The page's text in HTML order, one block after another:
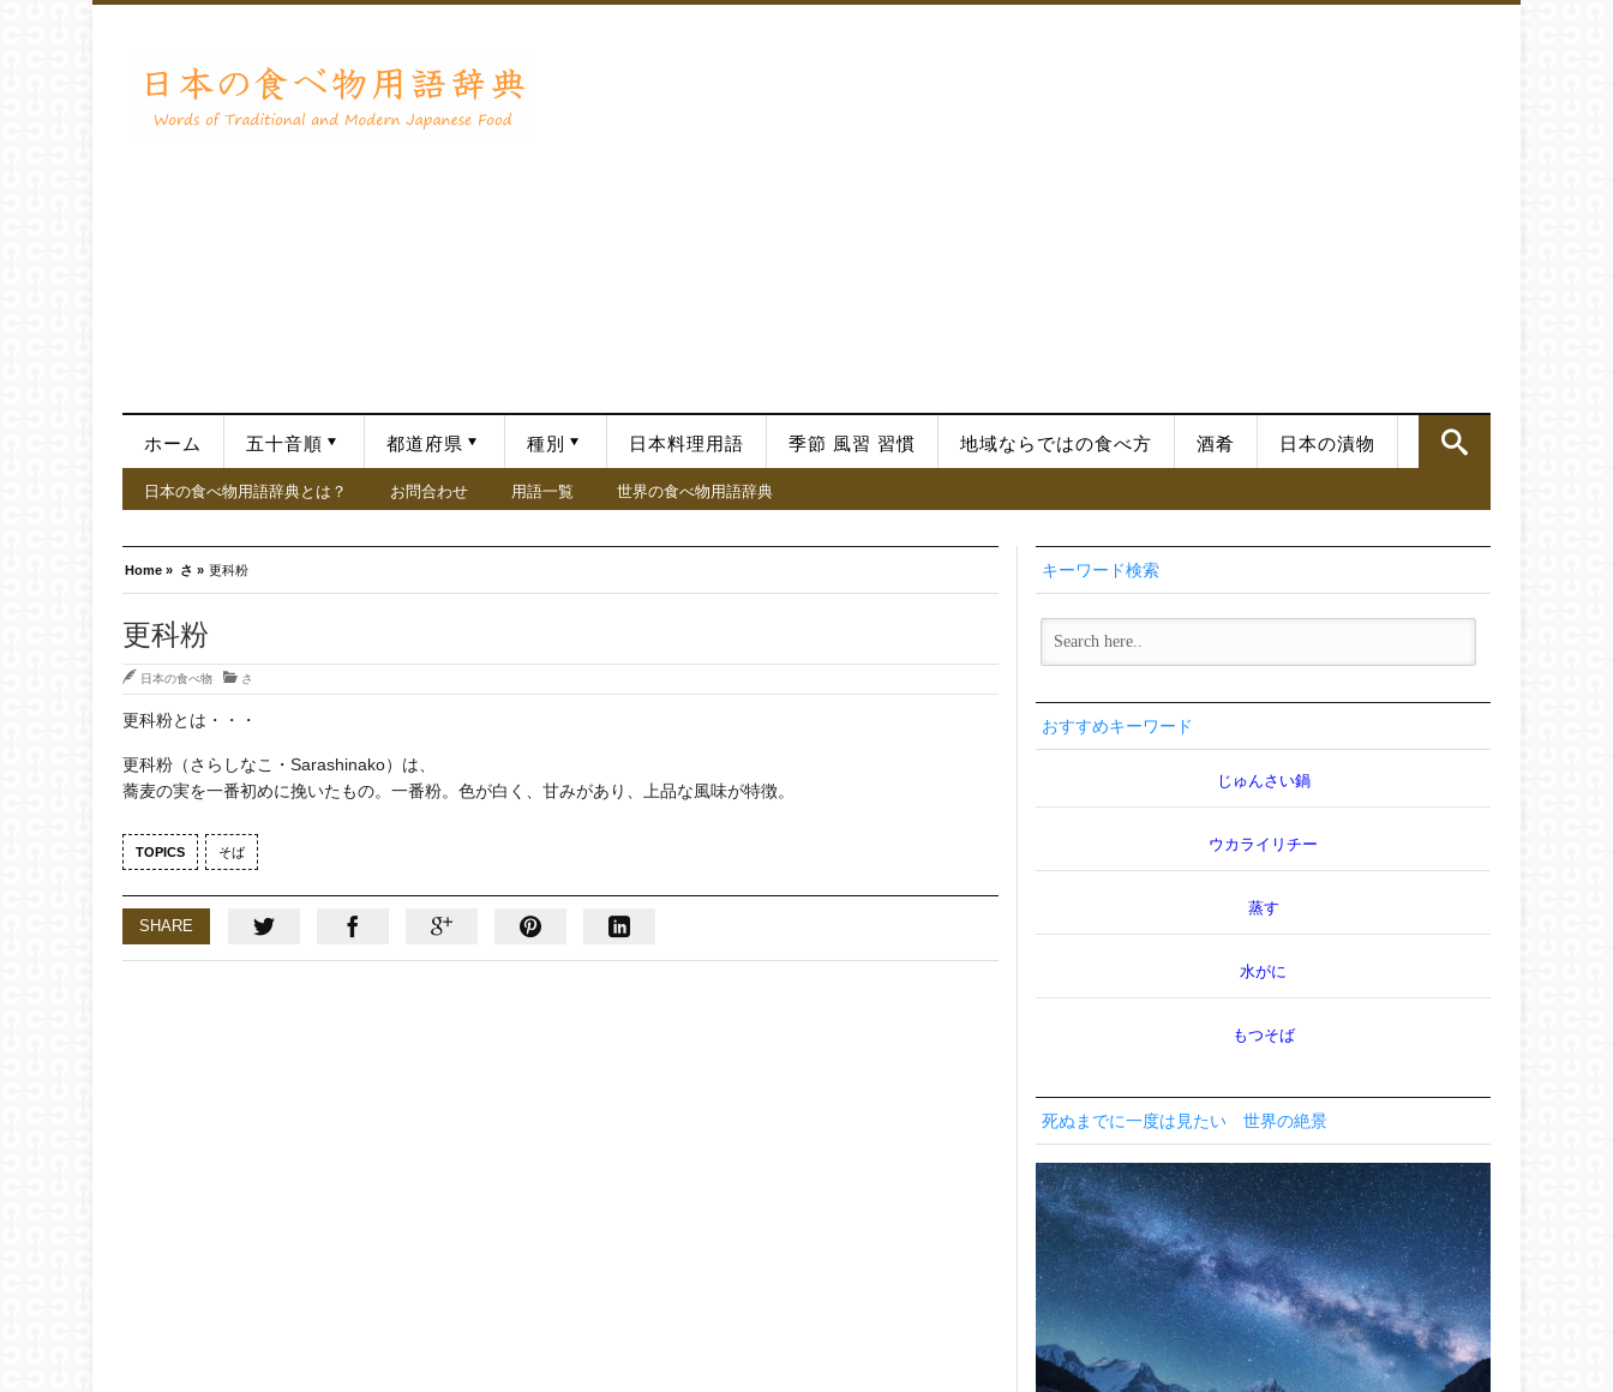
ホーム 五十音順 都道府県 種別 日本料理用語 季節 風習 習慣 地域ならではの食べ方 酒肴 日本の漬物
日本の食べ物用語辞典とは？ お問合わせ 用語一覧 世界の食べ物用語辞典
Home » さ » 更科粉
更科粉
日本の食べ物 さ
更科粉とは・・・
更科粉（さらしなこ・Sarashinako）は、
蕎麦の実を一番初めに挽いたもの。一番粉。色が白く、甘みがあり、上品な風味が特徴。
TOPICS そば
SHARE
キーワード検索
おすすめキーワード
じゅんさい鍋
ウカライリチー
蒸す
水がに
もつそば
死ぬまでに一度は見たい 世界の絶景